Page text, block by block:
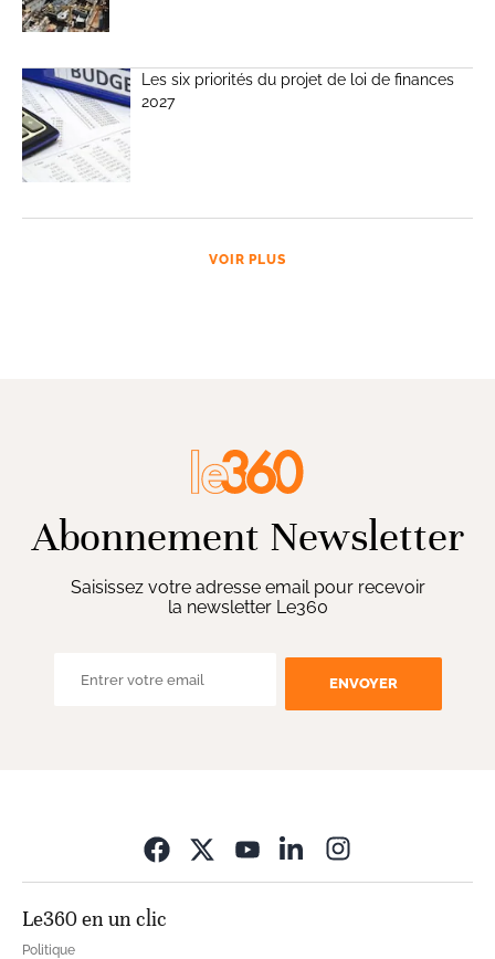
Les six priorités du projet de loi de finances
2027
VOIR PLUS
Abonnement Newsletter
Saisissez votre adresse email pour recevoir
la newsletter Le360
ENVOYER
Le360 en un clic
Politique